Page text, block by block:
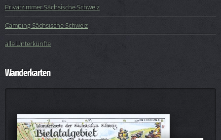
Privatzimmer Sächsische Schweiz
Camping Sächsische Schweiz
alle Unterkünfte
Wanderkarten